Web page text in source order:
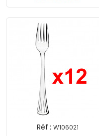
Réf : W106021